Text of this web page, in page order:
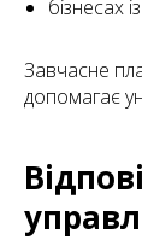
бізнесах
Завчасне
допомагає